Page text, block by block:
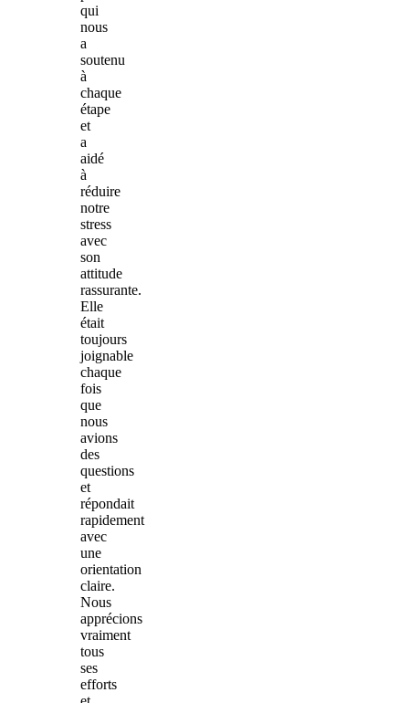
qui
nous
a
soutenu
à
chaque
étape
et
a
aidé
à
réduire
notre
stress
avec
son
attitude
rassurante.
Elle
était
toujours
joignable
chaque
fois
que
nous
avions
des
questions
et
répondait
rapidement
avec
une
orientation
claire.
Nous
apprécions
vraiment
tous
ses
efforts